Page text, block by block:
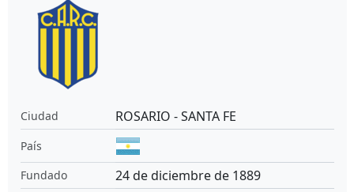
Ciudad ROSARIO - SANTA FE
País
Fundado
24 de diciembre de 1889